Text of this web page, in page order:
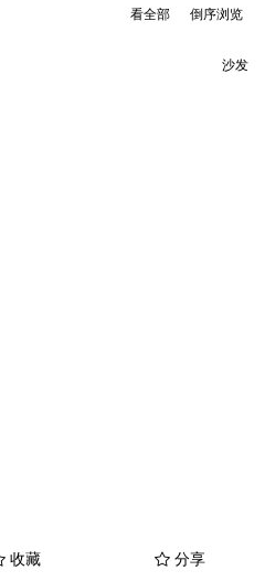
倒序浏览
看全部
沙发
收藏 分享